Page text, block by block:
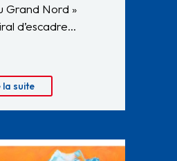
Grand Nord »
d’escadre…
la suite